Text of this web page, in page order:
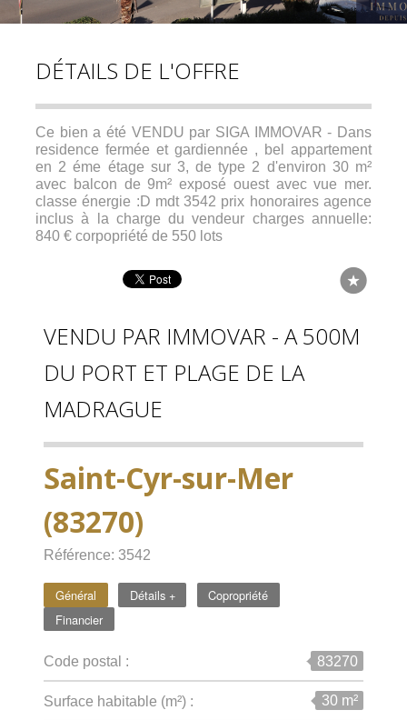
DÉTAILS DE L'OFFRE
Ce bien a été VENDU par SIGA IMMOVAR - Dans
residence fermée et gardiennée , bel appartement
en 2 éme étage sur 3, de type 2 d'environ 30 m²
avec balcon de 9m² exposé ouest avec vue mer.
classe énergie :D mdt 3542 prix honoraires agence
inclus à la charge du vendeur charges annuelle:
840 € corpopriété de 550 lots
VENDU PAR IMMOVAR - A 500M
DU PORT ET PLAGE DE LA
MADRAGUE
Saint-Cyr-sur-Mer
(83270)
Référence: 3542
Général Détails +
Copropriété
Financier
Code postal : 83270
Surface habitable (m²) : 30 m²